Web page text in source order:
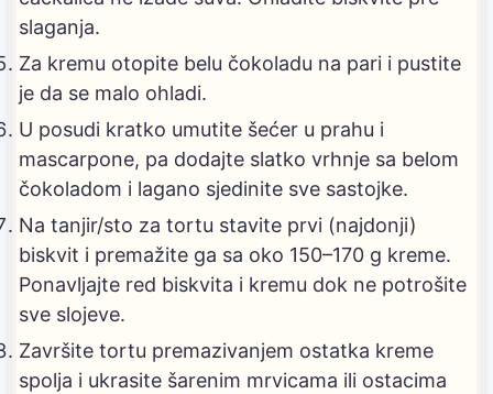
slaganja.
Za kremu otopite belu čokoladu na pari i pustite
je da se malo ohladi.
U posudi kratko umutite šećer u prahu i
mascarpone, pa dodajte slatko vrhnje sa belom
čokoladom i lagano sjedinite sve sastojke.
Na tanjir/sto za tortu stavite prvi (najdonji)
biskvit i premažite ga sa oko 150–170 g kreme.
Ponavljajte red biskvita i kremu dok ne potrošite
sve slojeve.
Završite tortu premazivanjem ostatka kreme
spolja i ukrasite šarenim mrvicama ili ostacima